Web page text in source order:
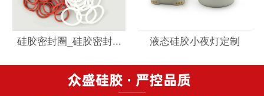
硅胶密封圈_硅胶密封... 液态硅胶小夜灯定制